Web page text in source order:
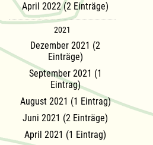
April 2022 (2 Einträge)
2021
Dezember 2021 (2
Einträge)
September 2021 (1
Eintrag)
August 2021 (1 Eintrag)
Juni 2021 (2 Einträge)
April 2021 (1 Eintrag)